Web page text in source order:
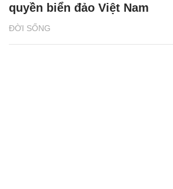
ĐỜI SỐNG
quyền biển đảo Việt Nam